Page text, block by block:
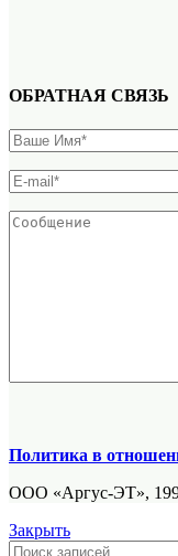
ОБРАТНАЯ СВЯЗЬ
Политика в
ООО «Аргус-ЭТ»,
Закрыть